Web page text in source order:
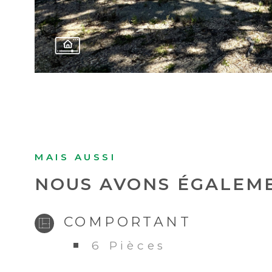
MAIS AUSSI
NOUS AVONS
COMPORTANT
6 Pièces